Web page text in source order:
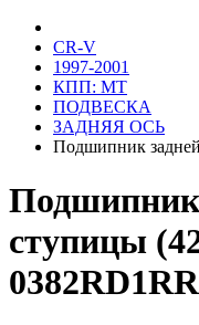
CR-V
1997-2001
КПП: MT
ПОДВЕСКА
ЗАДНЯЯ ОСЬ
Подшипник
Подшипник
ступицы